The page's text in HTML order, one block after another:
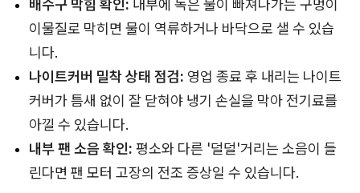
배수구 막힘 확인: 내부에 녹은 물이 빠져나가는 구멍이
이물질로 막히면 물이 역류하거나 바닥으로 샐 수 있습
니다.
나이트커버 밀착 상태 점검: 영업 종료 후 내리는 나이트
커버가 틈새 없이 잘 닫혀야 냉기 손실을 막아 전기료를
아낄 수 있습니다.
내부 팬 소음 확인: 평소와 다른 '덜덜'거리는 소음이 들
린다면 팬 모터 고장의 전조 증상일 수 있습니다.